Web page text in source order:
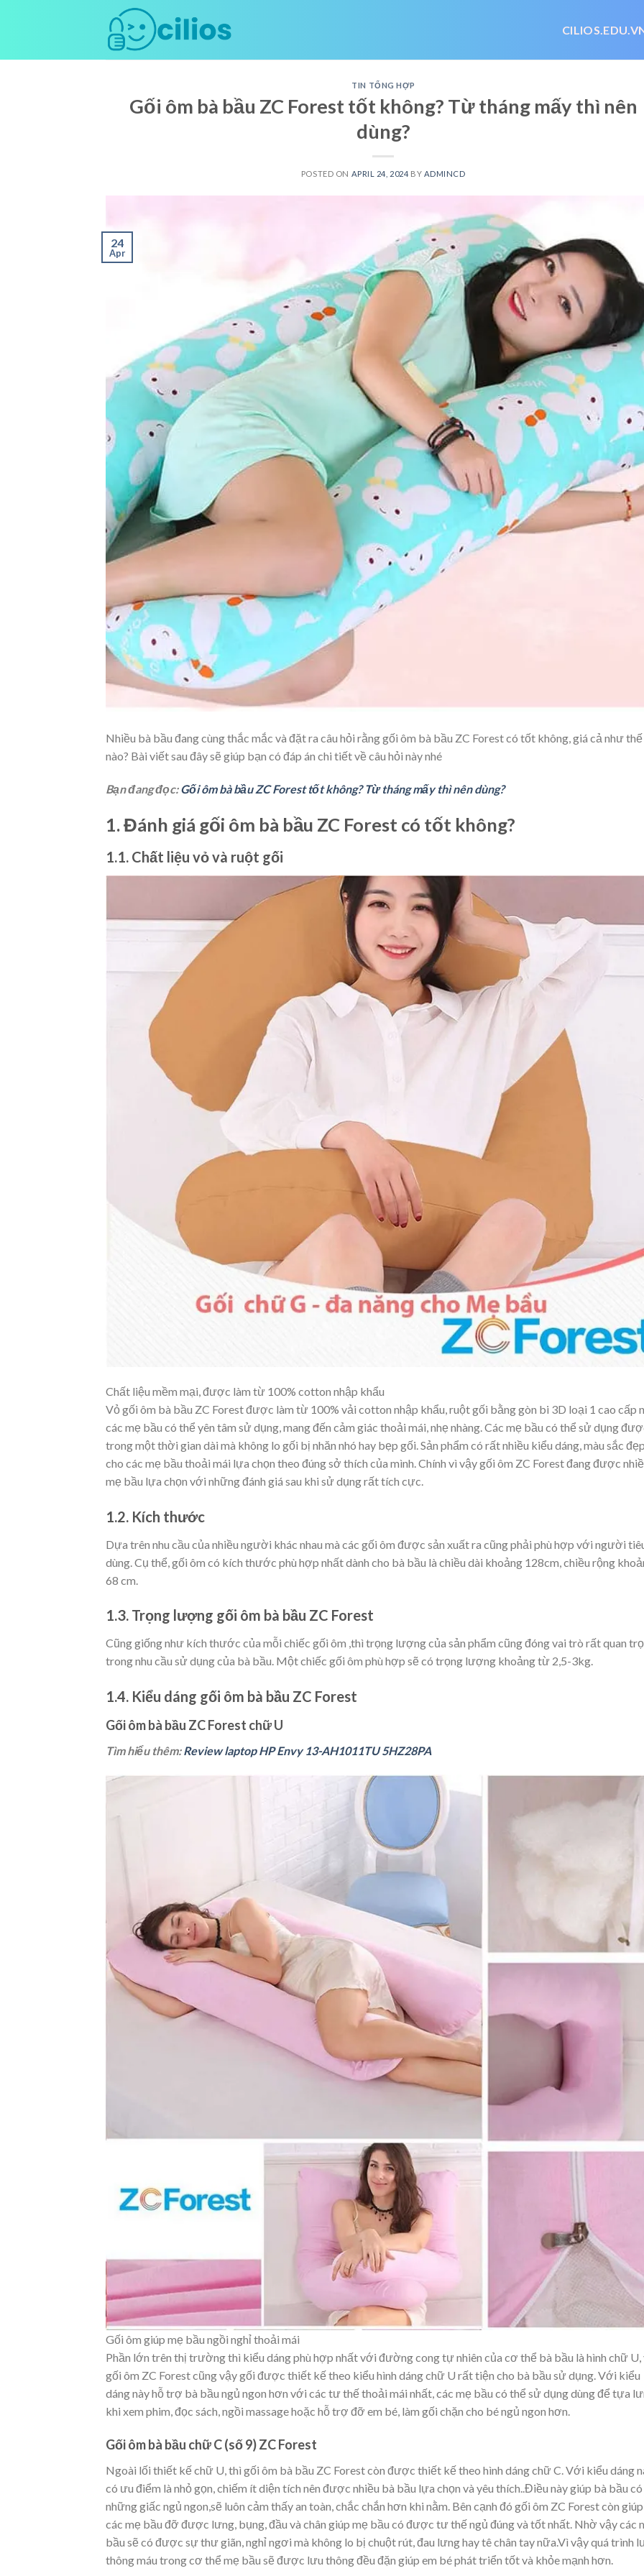
TIN TỔNG HỢP
Gối ôm bà bầu ZC Forest tốt không? Từ tháng mấy thì nên
dùng?
POSTED ON APRIL 24, 2024 BY ADMINCD
24
Apr
Nhiều bà bầu đang cùng thắc mắc và đặt ra câu hỏi rằng gối ôm bà bầu ZC Forest có tốt không, giá cả như thế
nào? Bài viết sau đây sẽ giúp bạn có đáp án chi tiết về câu hỏi này nhé
Bạn đang đọc:Gối ôm bà bầu ZC Forest tốt không? Từ tháng mấy thì nên dùng?
1. Đánh giá gối ôm bà bầu ZC Forest có tốt không?
1.1. Chất liệu vỏ và ruột gối
Chất liệu mềm mại, được làm từ 100% cotton nhập khẩu
Vỏ gối ôm bà bầu ZC Forest được làm từ 100% vải cotton nhập khẩu, ruột gối bằng gòn bi 3D loại 1 cao cấp
các mẹ bầu có thể yên tâm sử dụng, mang đến cảm giác thoải mái, nhẹ nhàng. Các mẹ bầu có thể sử dụng
trong một thời gian dài mà không lo gối bị nhăn nhó hay bẹp gối. Sản phẩm có rất nhiều kiểu dáng, màu sắc
cho các mẹ bầu thoải mái lựa chọn theo đúng sở thích của mình. Chính vì vậy gối ôm ZC Forest đang được
mẹ bầu lựa chọn với những đánh giá sau khi sử dụng rất tích cực.
1.2. Kích thước
Dựa trên nhu cầu của nhiều người khác nhau mà các gối ôm được sản xuất ra cũng phải phù hợp với người
dùng. Cụ thể, gối ôm có kích thước phù hợp nhất dành cho bà bầu là chiều dài khoảng 128cm, chiều rộng
68 cm.
1.3. Trọng lượng gối ôm bà bầu ZC Forest
Cũng giống như kích thước của mỗi chiếc gối ôm ,thì trọng lượng của sản phẩm cũng đóng vai trò rất quan
trong nhu cầu sử dụng của bà bầu. Một chiếc gối ôm phù hợp sẽ có trọng lượng khoảng từ 2,5-3kg.
1.4. Kiểu dáng gối ôm bà bầu ZC Forest
Gối ôm bà bầu ZC Forest chữ U
Tìm hiểu thêm:Review laptop HP Envy 13-AH1011TU 5HZ28PA
Gối ôm giúp mẹ bầu ngồi nghỉ thoải mái
Phần lớn trên thị trường thì kiểu dáng phù hợp nhất với đường cong tự nhiên của cơ thể bà bầu là hình chữ U,
gối ôm ZC Forest cũng vậy gối được thiết kế theo kiểu hình dáng chữ U rất tiện cho bà bầu sử dụng. Với kiểu
dáng này hỗ trợ bà bầu ngủ ngon hơn với các tư thế thoải mái nhất, các mẹ bầu có thể sử dụng dùng để tựa
khi xem phim, đọc sách, ngồi massage hoặc hỗ trợ đỡ em bé, làm gối chặn cho bé ngủ ngon hơn.
Gối ôm bà bầu chữ C (số 9) ZC Forest
Ngoài lối thiết kế chữ U, thì gối ôm bà bầu ZC Forest còn được thiết kế theo hình dáng chữ C. Với kiểu dáng
có ưu điểm là nhỏ gọn, chiếm ít diện tích nên được nhiều bà bầu lựa chọn và yêu thích..Điều này giúp bà bầu có
những giấc ngủ ngon,sẽ luôn cảm thấy an toàn, chắc chắn hơn khi nằm. Bên cạnh đó gối ôm ZC Forest còn giúp
các mẹ bầu đỡ được lưng, bụng, đầu và chân giúp mẹ bầu có được tư thế ngủ đúng và tốt nhất. Nhờ vậy các
bầu sẽ có được sự thư giãn, nghỉ ngơi mà không lo bị chuột rút, đau lưng hay tê chân tay nữa.Vì vậy quá trình
thông máu trong cơ thể mẹ bầu sẽ được lưu thông đều đặn giúp em bé phát triển tốt và khỏe mạnh hơn.